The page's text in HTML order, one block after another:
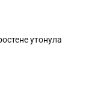
утонула